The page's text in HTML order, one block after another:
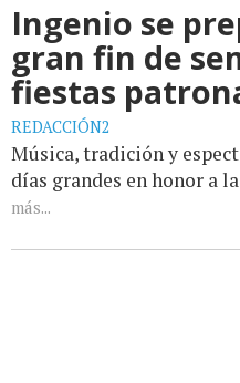
Ingenio se
gran fin de
fiestas
REDACCIÓN2
Música, tradición y
días grandes en honor a
más...